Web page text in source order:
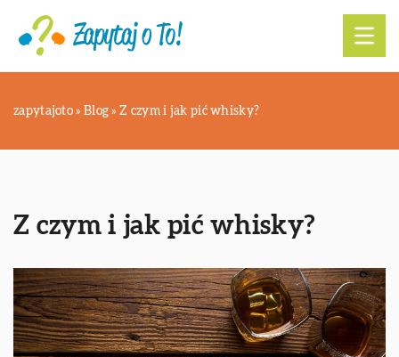
zapytajoto » Blog »Z czym i jak pić whisky?
Z czym i jak pić whisky?